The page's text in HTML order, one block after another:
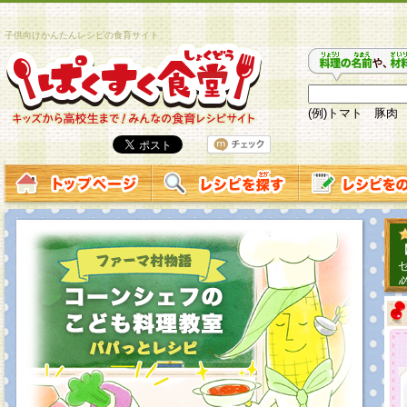
子供向けかんたんレシピの食育サイト
(例)トマト 豚肉